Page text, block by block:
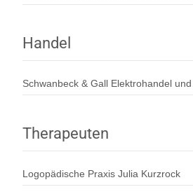
Handel
Schwanbeck & Gall Elektrohandel
Therapeuten
Logopädische Praxis Julia Kurzrock